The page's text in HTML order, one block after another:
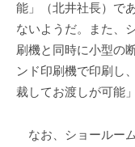
能」（北井社長）で
ないようだ。また、
刷機と同時に小型の
ンド印刷機で印刷し
裁してお渡しが可能
なお、ショールー